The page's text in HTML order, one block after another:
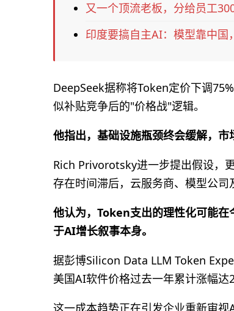
又一个顶流老板，分给员工
印度要搞自主AI：模型靠中国
DeepSeek据称将Token定价下调
似补贴竞争后的"价格战"逻辑。
他指出，基础设施瓶颈终会缓解，
Rich Privorotsky进一步提出假设，
存在时间滞后，云服务商、模型公司
他认为，Token支出的理性化可能
于AI增长叙事本身。
据彭博Silicon Data LLM Token
美国AI软件价格过去一年累计涨幅达
这一成本趋势正在引发企业重新审视